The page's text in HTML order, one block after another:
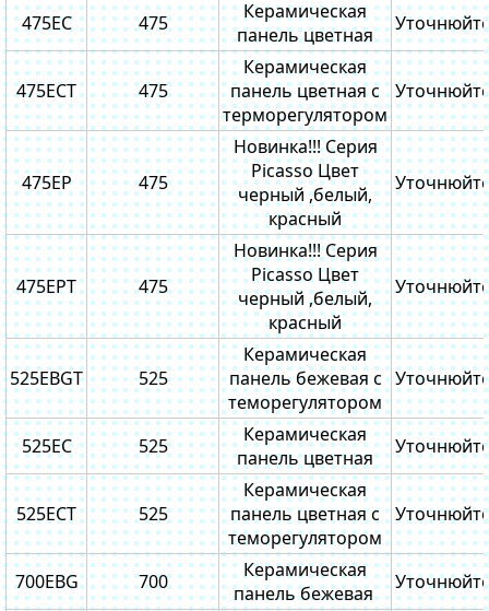
475EC 475
Керамическая
панель цветная
475ECТ 475
Керамическая
панель цветная с
терморегулятором
475ЕP 475
Новинка!!! Серия
Picasso Цвет
черный ,белый,
красный
475ЕPТ 475
Новинка!!! Серия
Picasso Цвет
черный ,белый,
красный
525ЕBGТ 525
Керамическая
панель бежевая с
теморегулятором
525EC 525
Керамическая
панель цветная
525ECТ 525
Керамическая
панель цветная с
теморегулятором
700EBG 700
Керамическая
панель бежевая